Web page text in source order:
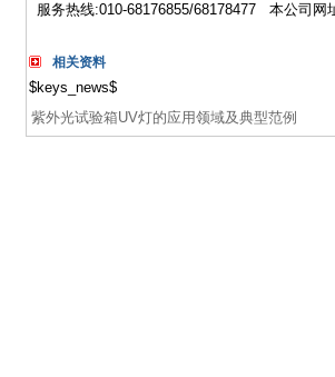
服务热线:010-68176855/68178477 本公司网
相关资料
$keys_news$
紫外光试验箱UV灯的应用领域及典型范例